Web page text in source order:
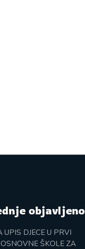
objavljeno
UPIS DJECE U PRVI
ŠKOLE ZA